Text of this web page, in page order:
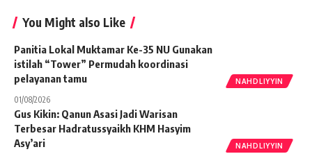
You Might also Like
NAHDLIYYIN
Panitia Lokal Muktamar Ke-35 NU Gunakan
istilah “Tower” Permudah koordinasi
pelayanan tamu
01/08/2026
NAHDLIYYIN
Gus Kikin: Qanun Asasi Jadi Warisan
Terbesar Hadratussyaikh KHM Hasyim
Asy’ari